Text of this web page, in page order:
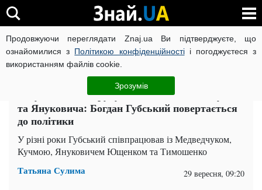
Продовжуючи переглядати Znaj.ua Ви підтверджуєте, що
ознайомилися з Політикою конфіденційностіі погоджуєтеся з
використанням файлів cookie.
Зрозумів
ВІЙНА РОСІЇ ПРОТИ УКРАЇНИ КОРОНАВІРУС В УКРАЇНІ
Компромат ЧИТАТЬ НА РУССКОМ
Залужний подав руку людині з команди Кучми
та Януковича: Богдан Губський повертається
до політики
У різні роки Губський співпрацював із Медведчуком,
Кучмою, Януковичем Ющенком та Тимошенко
Татьяна Сулима 29 вересня, 09:20